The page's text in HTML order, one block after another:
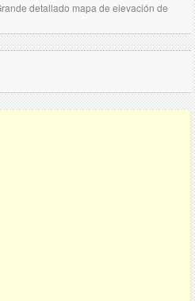
detallado mapa de elevación de